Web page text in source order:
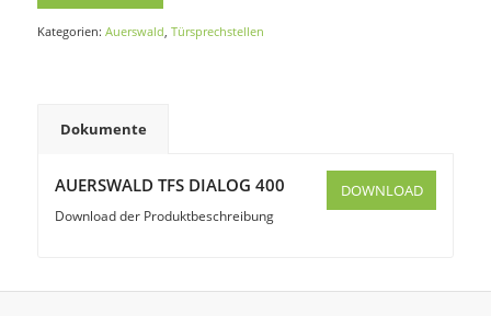
Kategorien: Auerswald Türsprechstellen
Dokumente
AUERSWALD TFS DIALOG 400 DOWNLOAD
Download der Produktbeschreibung